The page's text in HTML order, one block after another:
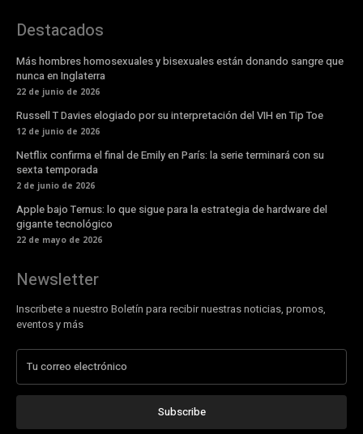
Destacados
Más hombres homosexuales y bisexuales están donando sangre que
nunca en Inglaterra
22 de junio de 2026
Russell T Davies elogiado por su interpretación del VIH en Tip Toe
12 de junio de 2026
Netflix confirma el final de Emily en París: la serie terminará con su
sexta temporada
2 de junio de 2026
Apple bajo Ternus: lo que sigue para la estrategia de hardware del
gigante tecnológico
22 de mayo de 2026
Newsletter
Inscribete a nuestro Boletín para recibir nuestras noticias, promos,
eventos y más
Subscribe